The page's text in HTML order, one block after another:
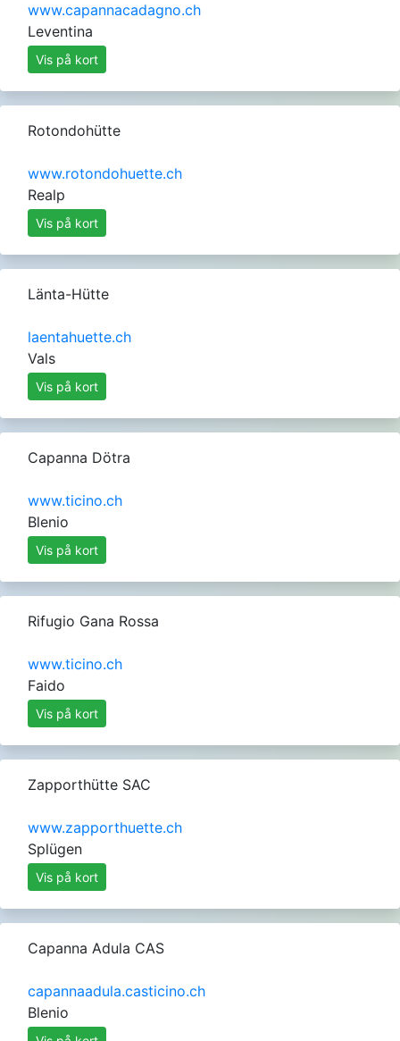
www.capannacadagno.ch
Leventina
Vis på kort
Rotondohütte
www.rotondohuette.ch
Realp
Vis på kort
Länta-Hütte
laentahuette.ch
Vals
Vis på kort
Capanna Dötra
www.ticino.ch
Blenio
Vis på kort
Rifugio Gana Rossa
www.ticino.ch
Faido
Vis på kort
Zapporthütte SAC
www.zapporthuette.ch
Splügen
Vis på kort
Capanna Adula CAS
capannaadula.casticino.ch
Blenio